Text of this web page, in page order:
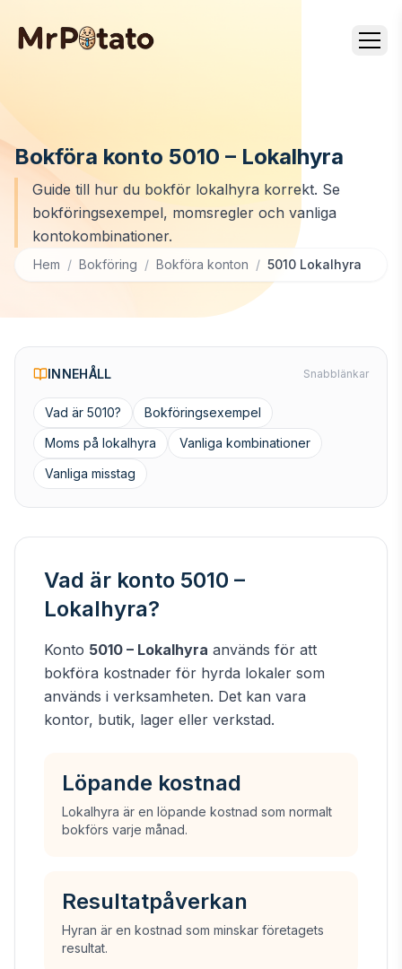
Bokföra konto 5010 – Lokalhyra
Guide till hur du bokför lokalhyra korrekt. Se
bokföringsexempel, momsregler och vanliga
kontokombinationer.
Hem / Bokföring / Bokföra konton / 5010 Lokalhyra
INNEHÅLL Snabblänkar
Vad är 5010?
Bokföringsexempel
Moms på lokalhyra
Vanliga kombinationer
Vanliga misstag
Vad är konto 5010 –
Lokalhyra?
Konto 5010 – Lokalhyra används för att
bokföra kostnader för hyrda lokaler som
används i verksamheten. Det kan vara
kontor, butik, lager eller verkstad.
Löpande kostnad
Lokalhyra är en löpande kostnad som normalt
bokförs varje månad.
Resultatpåverkan
Hyran är en kostnad som minskar företagets
resultat.